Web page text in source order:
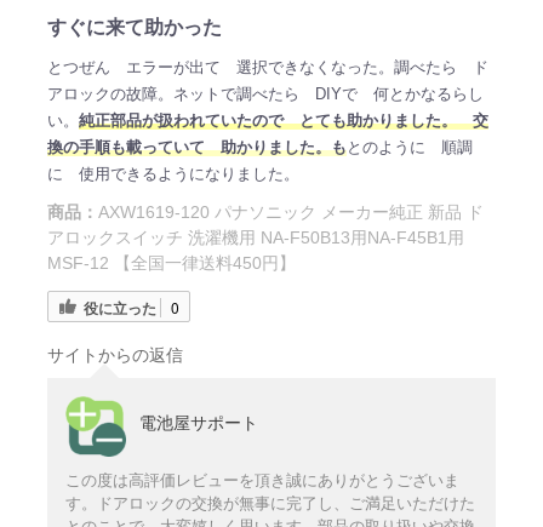
すぐに来て助かった
とつぜん エラーが出て 選択できなくなった。調べたら ド
アロックの故障。ネットで調べたら DIYで 何とかなるらし
い。 純正部品が扱われていたので とても助かりました。 交
換の手順も載っていて 助かりました。もとのように 順調
に 使用できるようになりました。
商品： AXW1619-120 パナソニック メーカー純正 新品 ド
アロックスイッチ 洗濯機用 NA-F50B13用NA-F45B1用
MSF-12 【全国一律送料450円】
役に立った 0
サイトからの返信
電池屋サポート
この度は高評価レビューを頂き誠にありがとうございま
す。ドアロックの交換が無事に完了し、ご満足いただけた